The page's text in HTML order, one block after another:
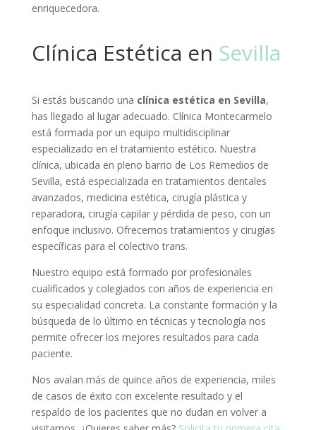
enriquecedora.
Clínica Estética en Sevilla
Si estás buscando una clínica estética en Sevilla,
has llegado al lugar adecuado. Clínica Montecarmelo
está formada por un equipo multidisciplinar
especializado en el tratamiento estético. Nuestra
clínica, ubicada en pleno barrio de Los Remedios de
Sevilla, está especializada en tratamientos dentales
avanzados, medicina estética, cirugía plástica y
reparadora, cirugía capilar y pérdida de peso, con un
enfoque inclusivo. Ofrecemos tratamientos y cirugías
específicas para el colectivo trans.
Nuestro equipo está formado por profesionales
cualificados y colegiados con años de experiencia en
su especialidad concreta. La constante formación y la
búsqueda de lo último en técnicas y tecnología nos
permite ofrecer los mejores resultados para cada
paciente.
Nos avalan más de quince años de experiencia, miles
de casos de éxito con excelente resultado y el
respaldo de los pacientes que no dudan en volver a